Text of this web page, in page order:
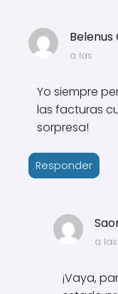
Belenus
a las
Yo siempre
las facturas
sorpresa!
Responder
a las
¡Vaya,